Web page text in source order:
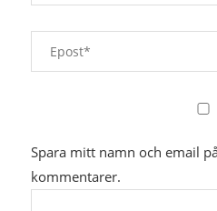
Spara mitt namn och email
kommentarer.